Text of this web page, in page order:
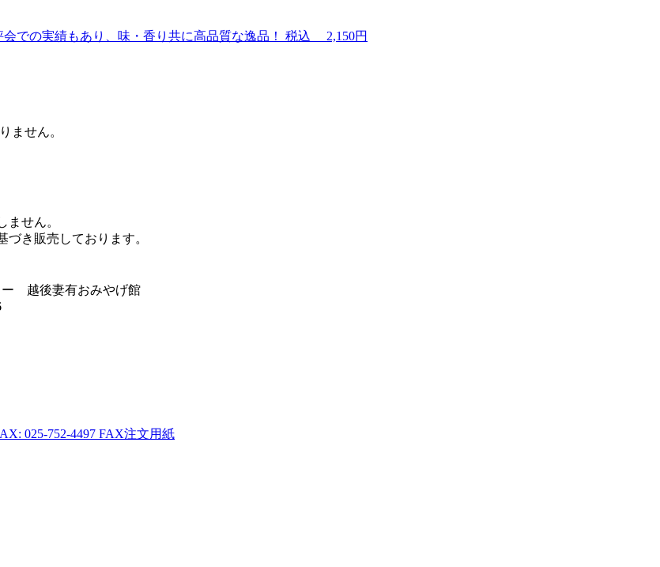
会での実績もあり、味・香り共に高品質な逸品！ 税込 2,150円
ません。
せん。
づき販売しております。
ー 越後妻有おみやげ館